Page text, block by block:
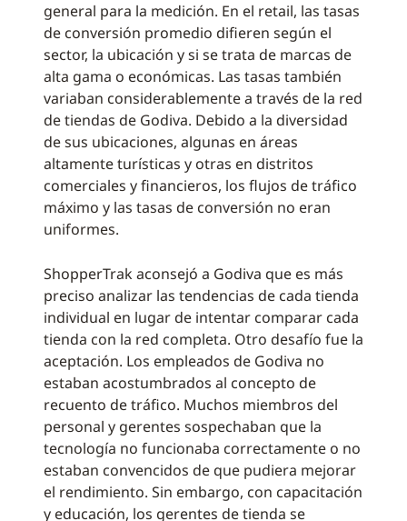
general para la medición. En el retail, las tasas
de conversión promedio difieren según el
sector, la ubicación y si se trata de marcas de
alta gama o económicas. Las tasas también
variaban considerablemente a través de la red
de tiendas de Godiva. Debido a la diversidad
de sus ubicaciones, algunas en áreas
altamente turísticas y otras en distritos
comerciales y financieros, los flujos de tráfico
máximo y las tasas de conversión no eran
uniformes.
ShopperTrak aconsejó a Godiva que es más
preciso analizar las tendencias de cada tienda
individual en lugar de intentar comparar cada
tienda con la red completa. Otro desafío fue la
aceptación. Los empleados de Godiva no
estaban acostumbrados al concepto de
recuento de tráfico. Muchos miembros del
personal y gerentes sospechaban que la
tecnología no funcionaba correctamente o no
estaban convencidos de que pudiera mejorar
el rendimiento. Sin embargo, con capacitación
y educación, los gerentes de tienda se